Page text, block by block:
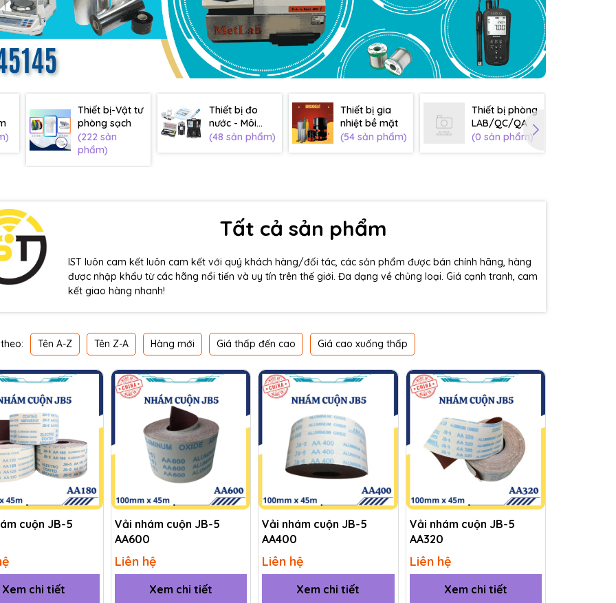
Thiết bị-Vật tư
phòng sạch
(222 sản
phẩm)
Thiết bị đo
nước - Môi
trường
(48 sản phẩm)
Thiết bị gia
nhiệt bề mặt
(54 sản phẩm)
Thiết bị phòng
LAB/QC/QA
(0 sản phẩm)
Tất cả sản phẩm
IST luôn cam kết luôn cam kết với quý khách hàng/đối tác, các sản phẩm được bán chính hãng, hàng
được nhập khẩu từ các hãng nổi tiến và uy tín trên thế giới. Đa dạng về chủng loại. Giá cạnh tranh, cam
kết giao hàng nhanh!
Tên A-Z Tên Z-A Hàng mới Giá thấp đến cao Giá cao xuống thấp
cuộn JB-5
Xem chi tiết
Vải nhám cuộn JB-5
AA600
Liên hệ
Xem chi tiết
Vải nhám cuộn JB-5
AA400
Liên hệ
Xem chi tiết
Vải nhám cuộn JB-5
AA320
Liên hệ
Xem chi tiết